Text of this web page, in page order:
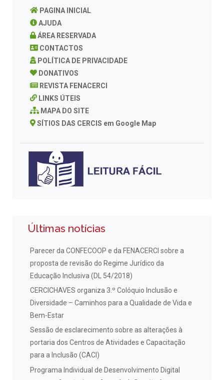
SAIBA MAIS SOBRE A CPM 2013
PAGINA INICIAL
AJUDA
ÁREA RESERVADA
CONTACTOS
POLÍTICA DE PRIVACIDADE
DONATIVOS
REVISTA FENACERCI
LINKS ÚTEIS
MAPA DO SITE
SÍTIOS DAS CERCIS em Google Map
Últimas notícias
Parecer da CONFECOOP e da FENACERCI sobre a
proposta de revisão do Regime Jurídico da
Educação Inclusiva (DL 54/2018)
CERCICHAVES organiza 3.º Colóquio Inclusão e
Diversidade – Caminhos para a Qualidade de Vida e
Bem-Estar
Sessão de esclarecimento sobre as alterações à
portaria dos Centros de Atividades e Capacitação
para a Inclusão (CACI)
Programa Individual de Desenvolvimento Digital